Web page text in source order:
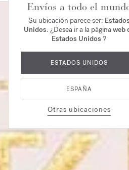
Envíos a todo el
Su ubicación parece ser: Estados
Unidos. ¿Desea ir a la páginaweb
Estados Unidos ?
ESTADOS UNIDOS
ESPAÑA
Otras ubicaciones